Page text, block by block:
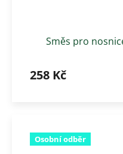
Směs pro
258 Kč
Osobní odběr